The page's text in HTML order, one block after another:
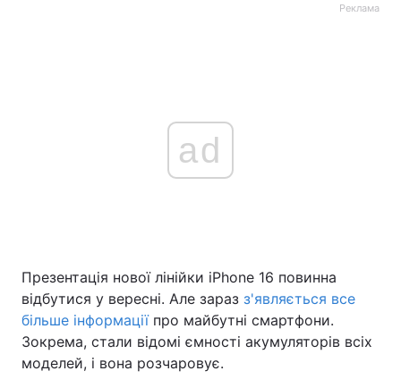
Реклама
ad
Презентація нової лінійки iPhone 16 повинна
відбутися у вересні. Але зараз з'являється все
більше інформаціїпро майбутні смартфони.
Зокрема, стали відомі ємності акумуляторів всіх
моделей, і вона розчаровує.